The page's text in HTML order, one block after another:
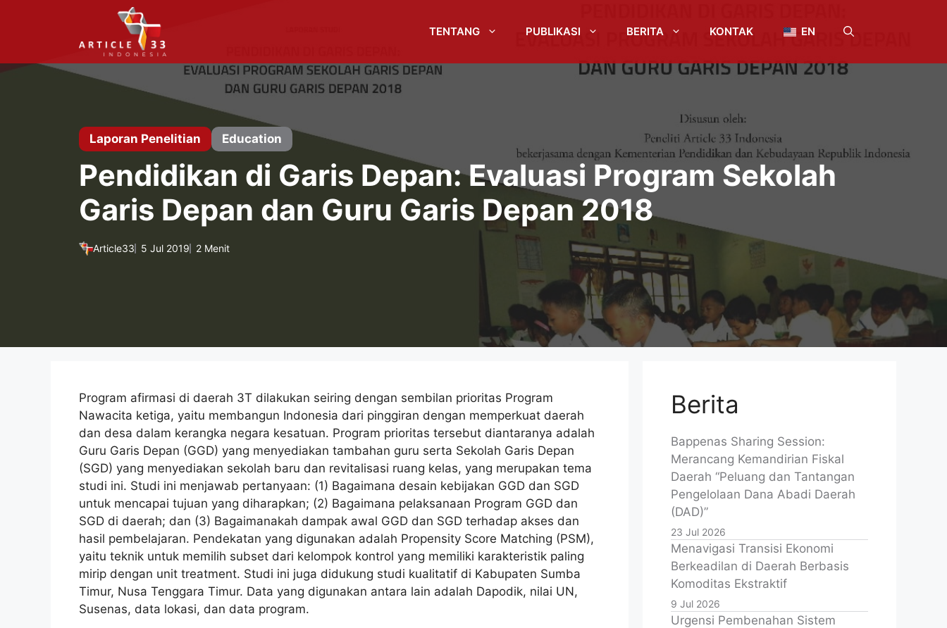
TENTANG PUBLIKASI BERITA KONTAK EN
Laporan Penelitian Education
Pendidikan di Garis Depan: Evaluasi Program Sekolah
Garis Depan dan Guru Garis Depan 2018
Article33 5 Jul 2019 2 Menit
Program afirmasi di daerah 3T dilakukan seiring dengan sembilan prioritas Program
Nawacita ketiga, yaitu membangun Indonesia dari pinggiran dengan memperkuat daerah
dan desa dalam kerangka negara kesatuan. Program prioritas tersebut diantaranya adalah
Guru Garis Depan (GGD) yang menyediakan tambahan guru serta Sekolah Garis Depan
(SGD) yang menyediakan sekolah baru dan revitalisasi ruang kelas, yang merupakan tema
studi ini. Studi ini menjawab pertanyaan: (1) Bagaimana desain kebijakan GGD dan SGD
untuk mencapai tujuan yang diharapkan; (2) Bagaimana pelaksanaan Program GGD dan
SGD di daerah; dan (3) Bagaimanakah dampak awal GGD dan SGD terhadap akses dan
hasil pembelajaran. Pendekatan yang digunakan adalah Propensity Score Matching (PSM),
yaitu teknik untuk memilih subset dari kelompok kontrol yang memiliki karakteristik paling
mirip dengan unit treatment. Studi ini juga didukung studi kualitatif di Kabupaten Sumba
Timur, Nusa Tenggara Timur. Data yang digunakan antara lain adalah Dapodik, nilai UN,
Susenas, data lokasi, dan data program.
Berita
Bappenas Sharing Session:
Merancang Kemandirian Fiskal
Daerah “Peluang dan Tantangan
Pengelolaan Dana Abadi Daerah
(DAD)”
23 Jul 2026
Menavigasi Transisi Ekonomi
Berkeadilan di Daerah Berbasis
Komoditas Ekstraktif
9 Jul 2026
Urgensi Pembenahan Sistem